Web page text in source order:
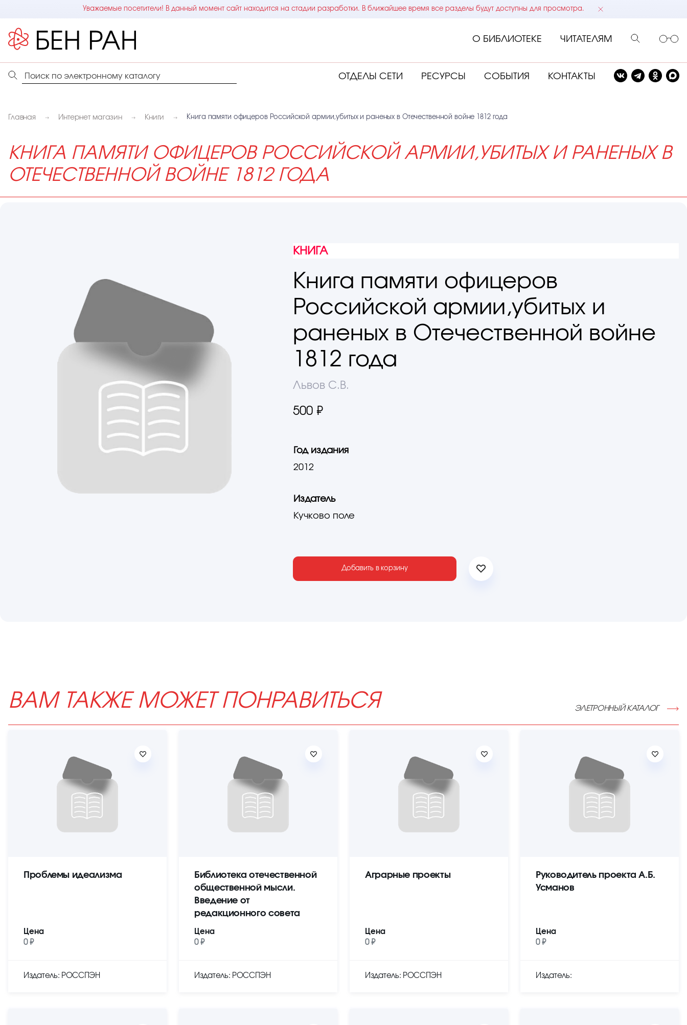
Уважаемые посетители! В данный момент сайт находится на стадии разработки. В ближайшее время все разделы будут доступны для просмотра.
О БИБЛИОТЕКЕ ЧИТАТЕЛЯМ
ОТДЕЛЫ СЕТИ РЕСУРСЫ СОБЫТИЯ КОНТАКТЫ
Главная Интернет магазин Книги Книга памяти офицеров Российской армии,убитых и раненых в Отечественной войне 1812 года
КНИГА ПАМЯТИ ОФИЦЕРОВ РОССИЙСКОЙ АРМИИ,УБИТЫХ И РАНЕНЫХ В
ОТЕЧЕСТВЕННОЙ ВОЙНЕ 1812 ГОДА
КНИГА
Книга памяти офицеров
Российской армии,убитых и
раненых в Отечественной войне
1812 года
Львов С.В.
500 ₽
Год издания
2012
Издатель
Кучково поле
Добавить в корзину
ВАМ ТАКЖЕ МОЖЕТ ПОНРАВИТЬСЯ ЭЛЕТРОННЫЙ КАТАЛОГ
Проблемы идеализма
Цена
0 ₽
Издатель: РОССПЭН
Библиотека отечественной
общественной мысли.
Введение от
редакционного совета
Цена
0 ₽
Издатель: РОССПЭН
Аграрные проекты
Цена
0 ₽
Издатель: РОССПЭН
Руководитель проекта А.Б.
Усманов
Цена
0 ₽
Издатель: